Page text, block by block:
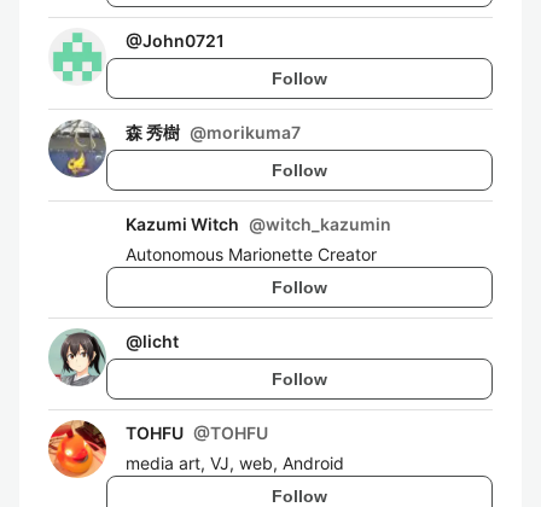
@John0721
Follow
森 秀樹 @morikuma7
Follow
Kazumi Witch @witch_kazumin
Autonomous Marionette Creator
Follow
@licht
Follow
TOHFU @TOHFU
media art, VJ, web, Android
Follow